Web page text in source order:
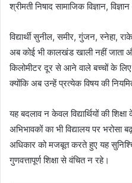
श्रीमती निषाद सामाजिक विज्ञान,
विद्यार्थी सुनील, समीर, गुंजन, स्नेहा,
अब कोई भी कालखंड खाली नहीं जाता
किलोमीटर दूर से आने वाले बच्चों के
क्योंकि अब उन्हें प्रत्येक विषय की
यह बदलाव न केवल विद्यार्थियों की
अभिभावकों का भी विद्यालय पर भरोसा
अधिकार को मजबूत करते हुए यह
गुणवत्तापूर्ण शिक्षा से वंचित न रहे।